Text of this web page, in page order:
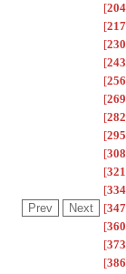
[204
[217
[230
[243
[256
[269
[282
[295
[308
[321
[334
[347
[360
[373
[386